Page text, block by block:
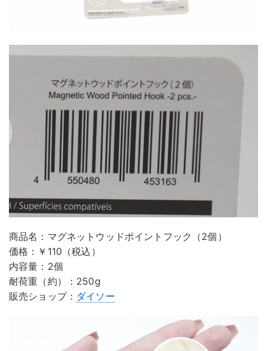
商品名：マグネットウッドポイントフック（2個）
価格：￥110（税込）
内容量：2個
耐荷重（約）：250g
販売ショップ： ダイソー